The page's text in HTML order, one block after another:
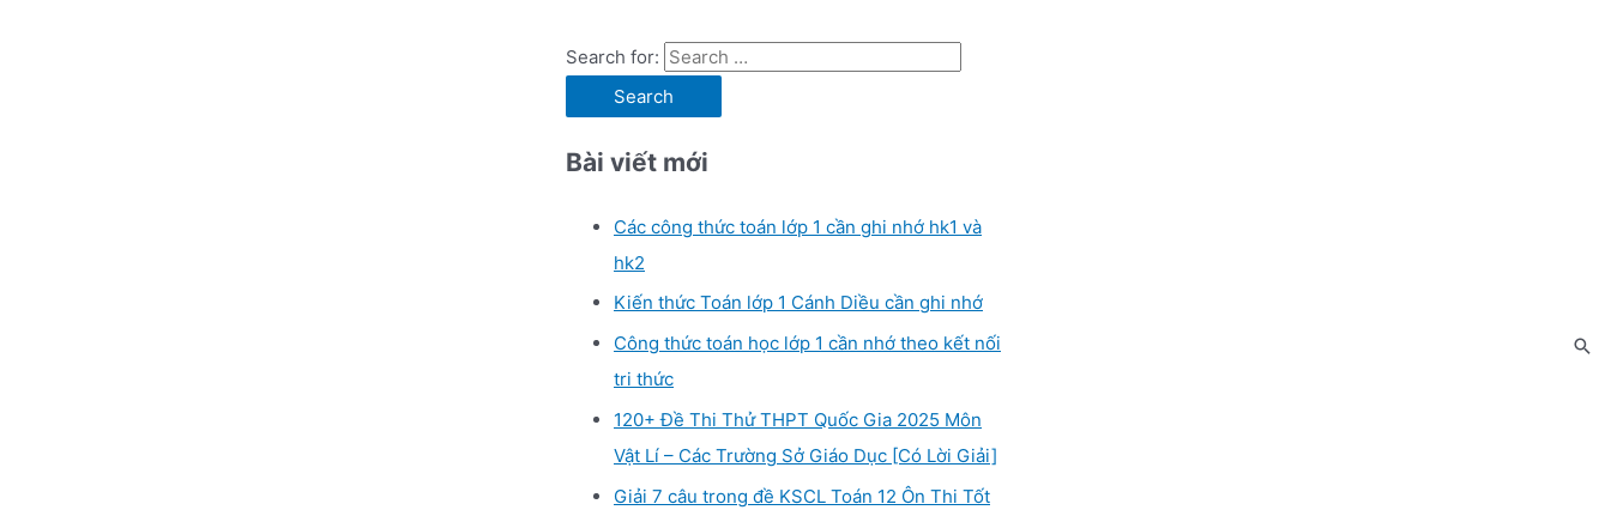
Search for:
Bài viết mới
Các công thức toán lớp 1 cần ghi nhớ hk1 và
hk2
Kiến thức Toán lớp 1 Cánh Diều cần ghi nhớ
Công thức toán học lớp 1 cần nhớ theo kết nối
tri thức
120+ Đề Thi Thử THPT Quốc Gia 2025 Môn
Vật Lí – Các Trường Sở Giáo Dục [Có Lời Giải]
Giải 7 câu trong đề KSCL Toán 12 Ôn Thi Tốt